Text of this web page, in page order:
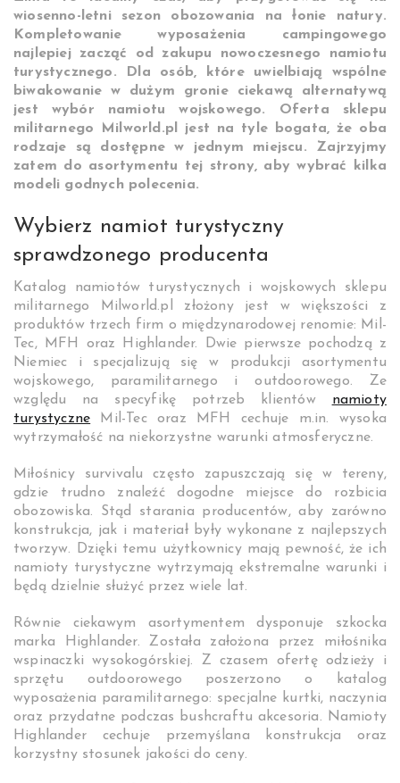
wiosenno-letni sezon obozowania na łonie natury.
Kompletowanie wyposażenia campingowego
najlepiej zacząć od zakupu nowoczesnego namiotu
turystycznego. Dla osób, które uwielbiają wspólne
biwakowanie w dużym gronie ciekawą alternatywą
jest wybór namiotu wojskowego. Oferta sklepu
militarnego Milworld.pl jest na tyle bogata, że oba
rodzaje są dostępne w jednym miejscu. Zajrzyjmy
zatem do asortymentu tej strony, aby wybrać kilka
modeli godnych polecenia.
Wybierz namiot turystyczny
sprawdzonego producenta
Katalog namiotów turystycznych i wojskowych sklepu
militarnego Milworld.pl złożony jest w większości z
produktów trzech firm o międzynarodowej renomie: Mil-
Tec, MFH oraz Highlander. Dwie pierwsze pochodzą z
Niemiec i specjalizują się w produkcji asortymentu
wojskowego, paramilitarnego i outdoorowego. Ze
względu na specyfikę potrzeb klientów namioty
turystyczne Mil-Tec oraz MFH cechuje m.in. wysoka
wytrzymałość na niekorzystne warunki atmosferyczne.
Miłośnicy survivalu często zapuszczają się w tereny,
gdzie trudno znaleźć dogodne miejsce do rozbicia
obozowiska. Stąd starania producentów, aby zarówno
konstrukcja, jak i materiał były wykonane z najlepszych
tworzyw. Dzięki temu użytkownicy mają pewność, że ich
namioty turystyczne wytrzymają ekstremalne warunki i
będą dzielnie służyć przez wiele lat.
Równie ciekawym asortymentem dysponuje szkocka
marka Highlander. Została założona przez miłośnika
wspinaczki wysokogórskiej. Z czasem ofertę odzieży i
sprzętu outdoorowego poszerzono o katalog
wyposażenia paramilitarnego: specjalne kurtki, naczynia
oraz przydatne podczas bushcraftu akcesoria. Namioty
Highlander cechuje przemyślana konstrukcja oraz
korzystny stosunek jakości do ceny.